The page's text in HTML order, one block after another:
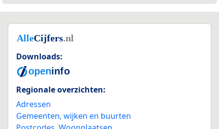
Downloads:
Regionale overzichten:
Adressen
Gemeenten, wijken en buurten